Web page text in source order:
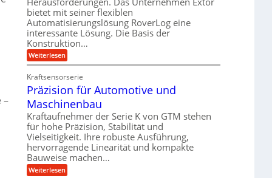
–
e
i
c
h
l
g
e
w
i
n
d
e
r
i
e
b
e
f
s
a
t
z
u
n
d
A
u
f
t
r
a
g
s
a
u
c
h
i
n
Z
e
i
e
v
o
n
K
I
w
i
c
bietet mit seiner flexiblen
Automatisierungslösung RoverLog eine
interessante Lösung. Die Basis der
Konstruktion…
Weiterlesen:
Z
h
n
s
t
a
n
g
e
n
g
e
t
Kraftsensorserie
Präzision für Automotive und
Maschinenbau
Kraftaufnehmer der Serie K von GTM stehen
für hohe Präzision, Stabilität und
Vielseitigkeit. Ihre robuste Ausführung,
hervorragende Linearität und kompakte
Bauweise machen…
Weiterlesen: